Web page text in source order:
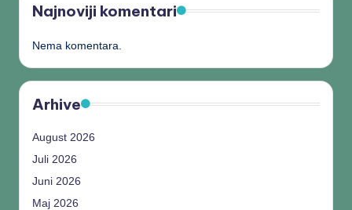
Najnoviji komentari
Nema komentara.
Arhive
August 2026
Juli 2026
Juni 2026
Maj 2026